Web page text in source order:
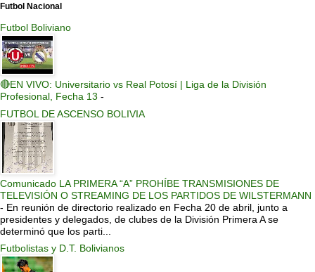
Futbol Nacional
Futbol Boliviano
🔴EN VIVO: Universitario vs Real Potosí | Liga de la División
Profesional, Fecha 13 -
FUTBOL DE ASCENSO BOLIVIA
Comunicado LA PRIMERA “A” PROHÍBE TRANSMISIONES DE
TELEVISIÓN O STREAMING DE LOS PARTIDOS DE WILSTERMANN
- En reunión de directorio realizado en Fecha 20 de abril, junto a
presidentes y delegados, de clubes de la División Primera A se
determinó que los parti...
Futbolistas y D.T. Bolivianos